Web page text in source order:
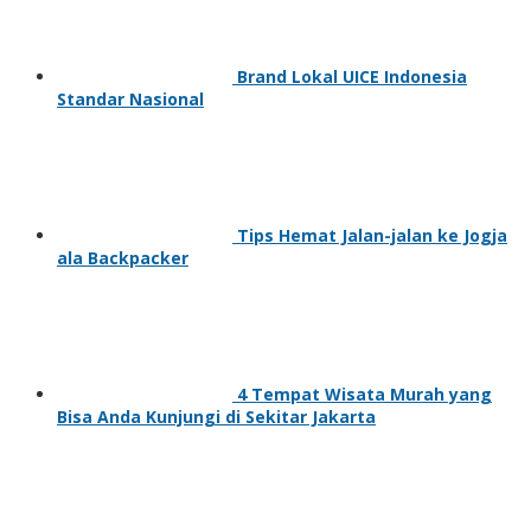
Brand Lokal UICE Indonesia
Standar Nasional
Tips Hemat Jalan-jalan ke Jogja
ala Backpacker
4 Tempat Wisata Murah yang
Bisa Anda Kunjungi di Sekitar Jakarta